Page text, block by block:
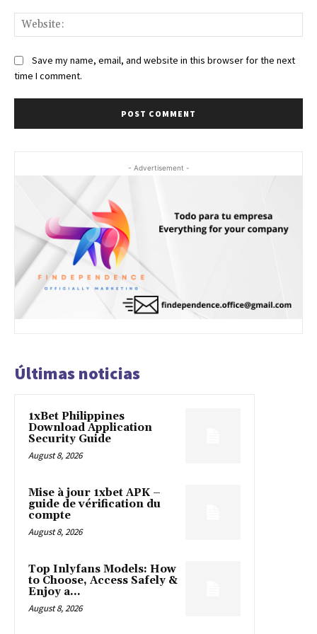
Save my name, email, and website in this browser for the next
time I comment.
- Advertisement -
Últimas noticias
1xBet Philippines
Download Application
Security Guide
August 8, 2026
Mise à jour 1xbet APK –
guide de vérification du
compte
August 8, 2026
Top Inlyfans Models: How
to Choose, Access Safely &
Enjoy a...
August 8, 2026